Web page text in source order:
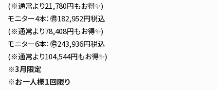
(※通常より21,780円もお得✨)
モニター4本：🉐182,952円税込
(※通常より78,408円もお得✨)
モニター6本：🉐243,936円税込
(※通常より104,544円もお得✨)
※3月限定
※お一人様１回限り